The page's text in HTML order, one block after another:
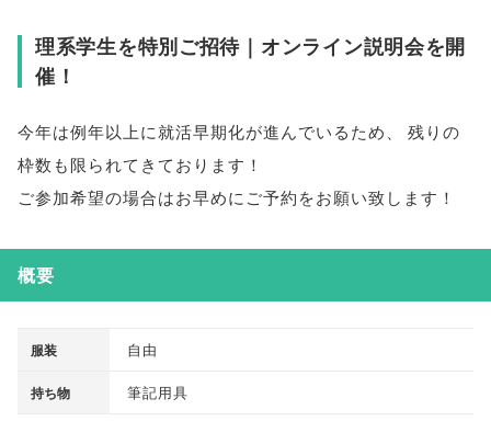
理系学生を特別ご招待｜オンライン説明会を開
催！
今年は例年以上に就活早期化が進んでいるため
残りの
枠数も限られてきております！
ご参加希望の場合はお早めにご予約をお願い致します！
概要
服装 自由
持ち物 筆記用具